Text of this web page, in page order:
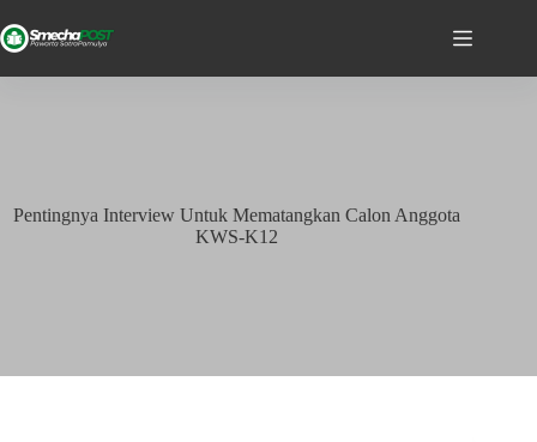
Pentingnya Interview Untuk Mematangkan Calon Anggota
KWS-K12